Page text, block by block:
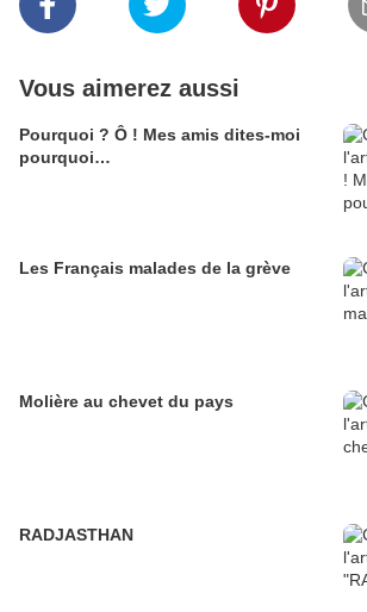
Vous aimerez aussi
Pourquoi ? Ô ! Mes amis dites-moi
pourquoi…
Les Français malades de la grève
Molière au chevet du pays
RADJASTHAN